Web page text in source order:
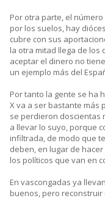
Por otra parte, el
por los suelos, hay
cubre con sus
la otra mitad llega de los
aceptar el dinero no
un ejemplo más del
Por tanto la gente se ha
X va a ser bastante más
se perdieron doscientas
a llevar lo suyo, porque
infiltrada, de modo que
deben, en lugar de
los políticos que van en
En vascongadas ya
buenos, pero